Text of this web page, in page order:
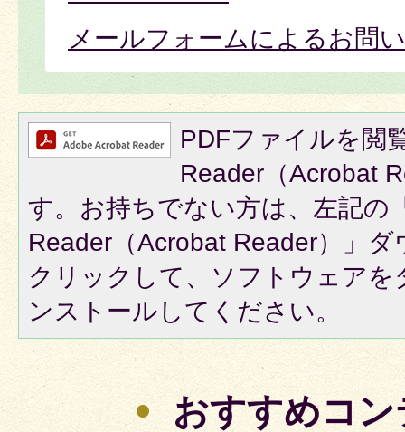
メールフォームによるお問
PDFファイルを閲
Reader（Acrobat
す。お持ちでない方は、左記の
Reader（Acrobat Reader）」
クリックして、ソフトウェア
ンストールしてください。
おすすめコ